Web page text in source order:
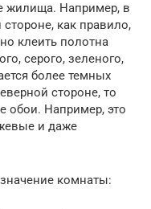
жилища. Например, в
как правило,
клеить полотна
серого, зеленого,
более темных
стороне, то
обои. Например, это
и даже
комнаты: